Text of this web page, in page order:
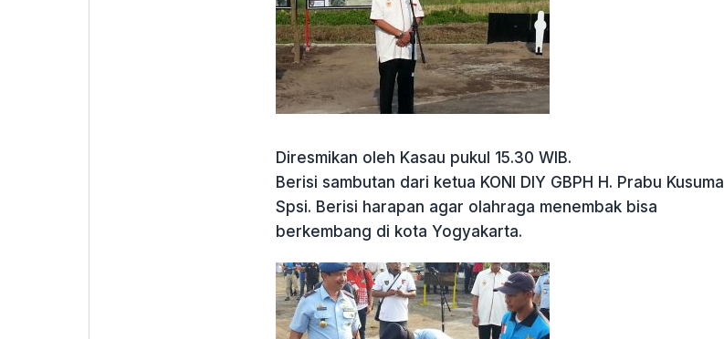
Diresmikan oleh Kasau pukul 15.30 WIB.
Berisi sambutan dari ketua KONI DIY GBPH H. Prabu Kusuma
Spsi. Berisi harapan agar olahraga menembak bisa
berkembang di kota Yogyakarta.